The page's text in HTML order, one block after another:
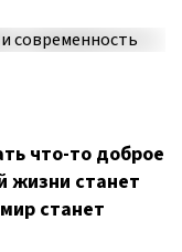
что-то доброе
жизни станет
станет